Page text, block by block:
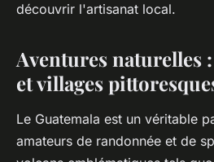
découvrir l'artisanat local.
Aventures naturelles
et villages
Le Guatemala est un véritable
amateurs de randonnée et de